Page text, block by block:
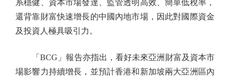
系穩健、資本市場發達、監管透明高效、簡單低稅率，
還背靠財富快速增長的中國內地市場，因此對國際資金
及投資人極具吸引力。
「BCG」報告亦指出，看好未來亞洲財富及資本市
場影響力持續增長，並預計香港和新加坡兩大亞洲區內